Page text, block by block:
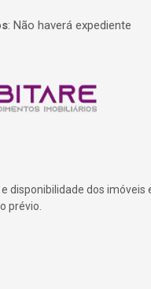
: Não haverá expediente
disponibilidade dos imóveis
prévio.